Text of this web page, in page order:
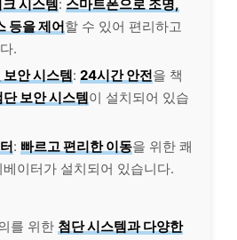
시스템: 스마트폰으로 조명,
등을 제어할 수 있어 편리하고
.
안 시스템: 24시간 안전을 책
단 보안 시스템이 설치되어 있습
: 빠르고 편리한 이동을 위한 쾌
베이터가 설치되어 있습니다.
를 위한 첨단 시스템과 다양한